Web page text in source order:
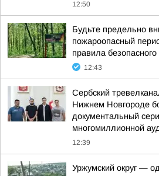
12:50
Будьте предельно
пожароопасный
правила
12:43
Сербский
Нижнем Новгороде
документальный
многомиллионной
12:39
Уржумский округ —